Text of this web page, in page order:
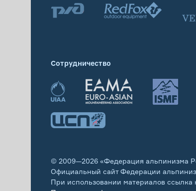
Сотрудничество
© 2009—2026 «Федерация альпинизма
Официальный сайт Федерации
При использовании материалов ссылка